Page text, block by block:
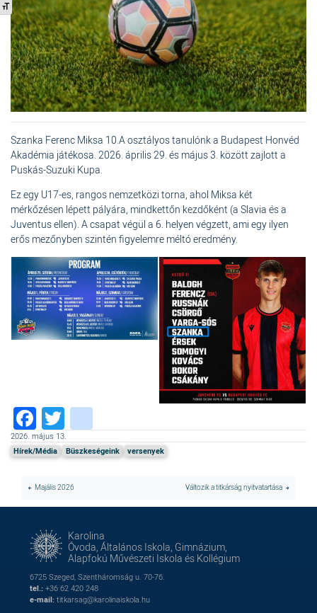
Betűméret váltása
Szanka Ferenc Miksa 10.A osztályos tanulónk a Budapest Honvéd
Akadémia játékosa. 2026. április 29. és május 3. között zajlott a
Puskás-Suzuki Kupa.
Ez egy U17-es, rangos nemzetközi torna, ahol Miksa két
mérkőzésen lépett pályára, mindkettőn kezdőként (a Slavia és a
Juventus ellen). A csapat végül a 6. helyen végzett, ami egy ilyen
erős mezőnyben szintén figyelemre méltó eredmény.
Facebook
Twitter
2026. május 13.
Hírek/Média Büszkeségeink versenyek
Majális 2026 Változik a titkárság nyitvatartása
Karolina
Óvoda, Általános Iskola, Gimnázium,
Alapfokú Művészeti Iskola és Kollégium
6725 Szeged, Szentháromság u. 70-76.
tel.: +36 62 420 248
e-mail: titkarsag@karolinaiskola.hu